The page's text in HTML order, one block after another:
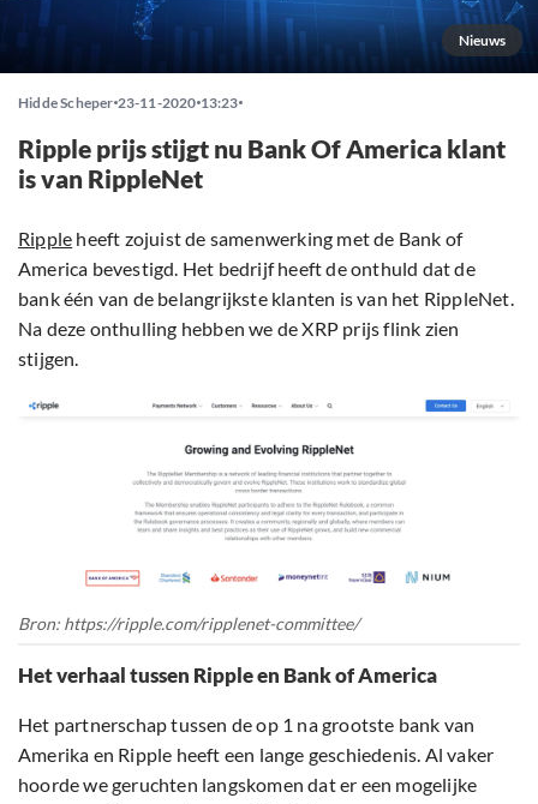
Nieuws
Hidde Scheper 23-11-2020 13:23
Ripple prijs stijgt nu Bank Of America klant
is van RippleNet
Ripple heeft zojuist de samenwerking met de Bank of
America bevestigd. Het bedrijf heeft de onthuld dat de
bank één van de belangrijkste klanten is van het RippleNet.
Na deze onthulling hebben we de XRP prijs flink zien
stijgen.
Bron: https://ripple.com/ripplenet-committee/
Het verhaal tussen Ripple en Bank of America
Het partnerschap tussen de op 1 na grootste bank van
Amerika en Ripple heeft een lange geschiedenis. Al vaker
hoorde we geruchten langskomen dat er een mogelijke